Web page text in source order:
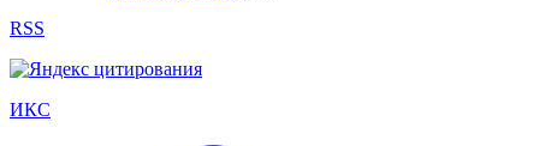
RSS
ИКС